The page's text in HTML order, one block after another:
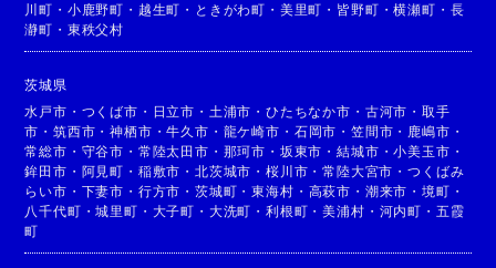
川町 ・ 小鹿野町 ・ 越生町 ・ ときがわ町 ・ 美里町 ・ 皆野町 ・横瀬町 ・ 長
瀞町 ・ 東秩父村
茨城県
水戸市 ・ つくば市 ・ 日立市 ・ 土浦市 ・ひたちなか市 ・ 古河市 ・ 取手
市 ・筑西市 ・神栖市 ・牛久市 ・ 龍ケ崎市 ・ 石岡市 ・ 笠間市 ・ 鹿嶋市 ・
常総市 ・ 守谷市 ・ 常陸太田市 ・ 那珂市 ・ 坂東市 ・結城市 ・小美玉市 ・
鉾田市 ・ 阿見町 ・ 稲敷市 ・北茨城市 ・桜川市 ・常陸大宮市 ・つくばみ
らい市 ・ 下妻市 ・ 行方市 ・茨城町 ・東海村 ・ 高萩市 ・ 潮来市 ・ 境町 ・
八千代町 ・城里町 ・ 大子町 ・ 大洗町 ・利根町 ・美浦村 ・ 河内町 ・ 五霞
町